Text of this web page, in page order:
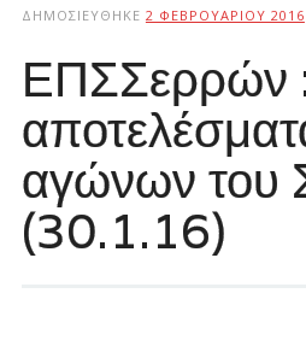
ΔΗΜΟΣΙΕΎΘΗΚΕ 2 ΦΕΒΡΟΥΑΡΊΟΥ 2016
ΕΠΣΣερρών
αγώνων του
(30.1.16)